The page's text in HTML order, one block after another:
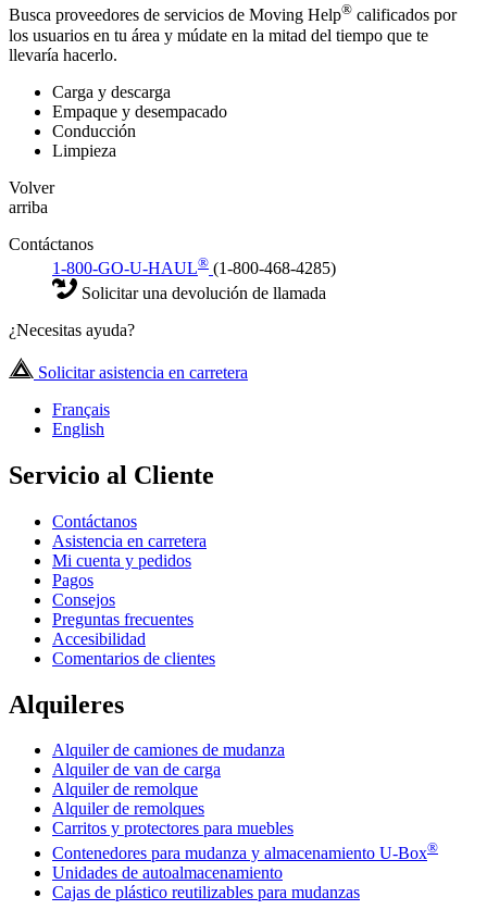
Busca proveedores de servicios de Moving Help® calificados por
los usuarios en tu área y múdate en la mitad del tiempo que te
llevaría hacerlo.
Carga y descarga
Empaque y desempacado
Conducción
Limpieza
Volver
arriba
Contáctanos
1-800-GO-U-HAUL® (1-800-468-4285)
Solicitar una devolución de llamada
¿Necesitas ayuda?
Solicitar asistencia en carretera
Français
English
Servicio al Cliente
Contáctanos
Asistencia en carretera
Mi cuenta y pedidos
Pagos
Consejos
Preguntas frecuentes
Accesibilidad
Comentarios de clientes
Alquileres
Alquiler de camiones de mudanza
Alquiler de van de carga
Alquiler de remolque
Alquiler de remolques
Carritos y protectores para muebles
Contenedores para mudanza y almacenamiento U-Box®
Unidades de autoalmacenamiento
Cajas de plástico reutilizables para mudanzas